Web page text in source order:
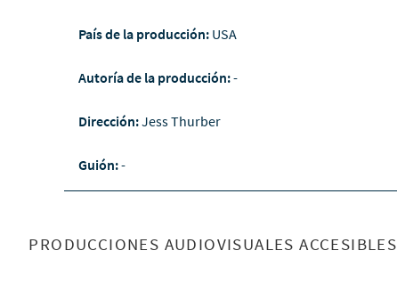
País de la producción: USA
Autoría de la producción:-
Dirección:Jess Thurber
Guión:-
PRODUCCIONES AUDIOVISUALES ACCESIBLES